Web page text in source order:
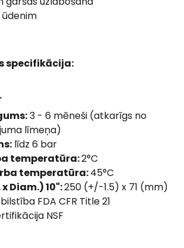
specifikācija:
3 - 6 mēneši (atkarīgs no
līmeņa)
līdz 6 bar
temperatūra:2°C
temperatūra:45°C
Diam.) 10":250 (+/-1.5) x 71 (mm)
FDA CFR Title 21
NSF